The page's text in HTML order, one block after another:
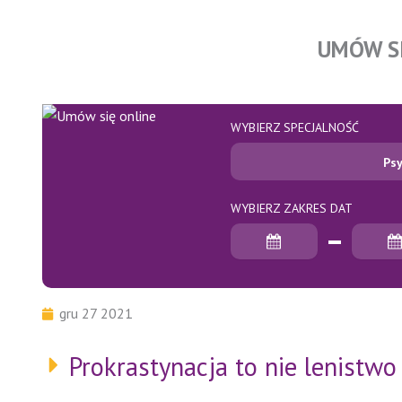
UMÓW
WYBIERZ SPECJALNOŚĆ
WYBIERZ ZAKRES DAT
Data rozpoczęcia
Data zakończenia
gru 27 2021
Prokrastynacja to nie lenistwo